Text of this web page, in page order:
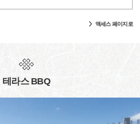
액세스 페이지로
테라스 BBQ